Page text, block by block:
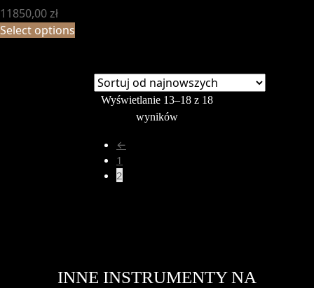
11850,00zł
Select options
Wyświetlanie 13–18 z 18
wynikówPosortowane
←
1
2
INNE INSTRUMENTY NA